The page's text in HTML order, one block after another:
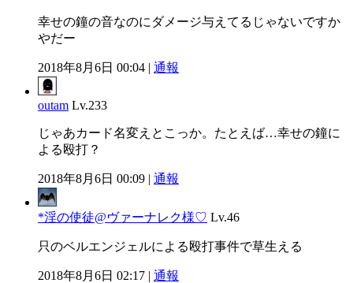
幸せの鐘の音なのにダメージ与えてるじゃないですか
やだー
2018年8月6日 00:04 | 通報
outam Lv.233
じゃあカード名変えとこっか。たとえば…幸せの鐘に
よる殴打？
2018年8月6日 00:09 | 通報
*淫の使徒@ヴァーナレク様♡ Lv.46
只のベルエンジェルによる殴打事件で草生える
2018年8月6日 02:17 | 通報